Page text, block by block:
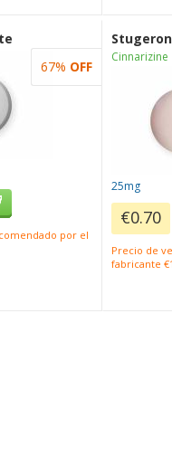
por el
67% OFF
Stugeron
Cinnarizine
25mg
€0.70
Precio de
fabricante